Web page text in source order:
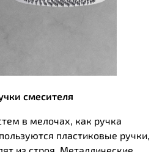
смесителя
в мелочах, как ручка
пластиковые ручки,